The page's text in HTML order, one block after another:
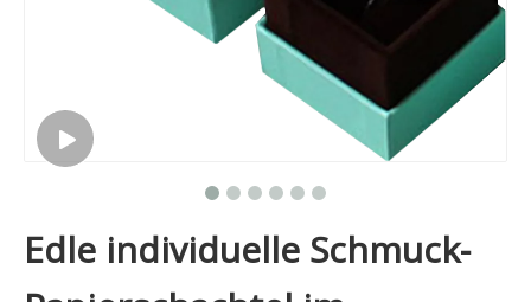
Edle individuelle Schmuck-